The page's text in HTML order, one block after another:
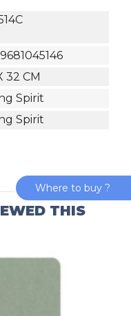
32 CM
Spirit
Spirit
THIS
Where to buy ?